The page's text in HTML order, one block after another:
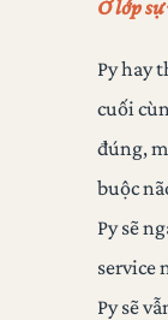
Ở lớp
Py hay
cuối
đúng,
buộc
Py sẽ
service
Py sẽ